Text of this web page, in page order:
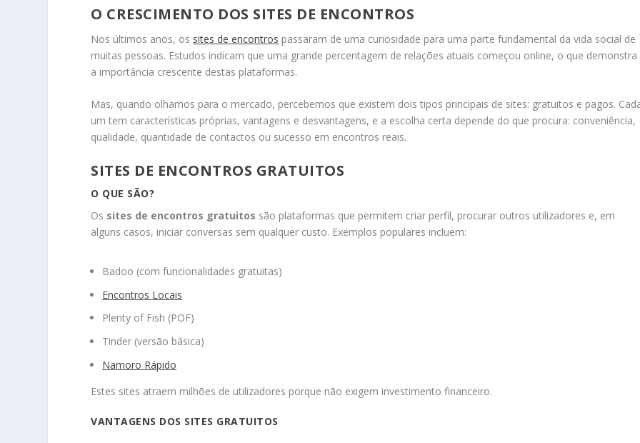
O CRESCIMENTO DOS SITES DE ENCONTROS
Nos últimos anos, os sites de encontros passaram de uma curiosidade para uma parte fundamental da vida social de
muitas pessoas. Estudos indicam que uma grande percentagem de relações atuais começou online, o que demonstra
a importância crescente destas plataformas.
Mas, quando olhamos para o mercado, percebemos que existem dois tipos principais de sites: gratuitos e pagos.
um tem características próprias, vantagens e desvantagens, e a escolha certa depende do que procura: conveniência,
qualidade, quantidade de contactos ou sucesso em encontros reais.
SITES DE ENCONTROS GRATUITOS
O QUE SÃO?
Os sites de encontros gratuitos são plataformas que permitem criar perfil, procurar outros utilizadores e, em
alguns casos, iniciar conversas sem qualquer custo. Exemplos populares incluem:
Badoo (com funcionalidades gratuitas)
Encontros Locais
Plenty of Fish (POF)
Tinder (versão básica)
Namoro Rápido
Estes sites atraem milhões de utilizadores porque não exigem investimento financeiro.
VANTAGENS DOS SITES GRATUITOS